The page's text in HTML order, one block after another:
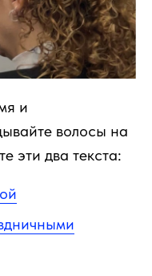
и
волосы на
эти два текста: